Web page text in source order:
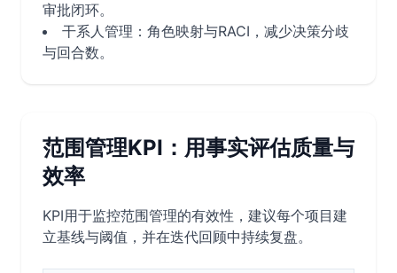
审批闭环。
干系人管理：角色映射与RACI，减少决策分歧
与回合数。
范围管理KPI：用事实评估质量与
效率
KPI用于监控范围管理的有效性，建议每个项目建
立基线与阈值，并在迭代回顾中持续复盘。